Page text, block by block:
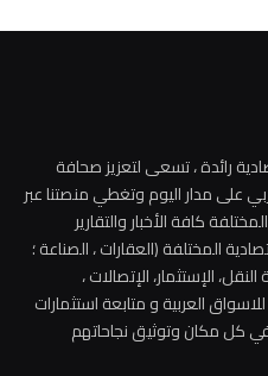
رائدة ، تسعى لتعزيز صحافة
على مدار اليوم وتغطي منصتنا عبر
كافة الأخبار والتقارير
المختلفة (العقارات ، الصناعة ؛
الإستثمار، الإتصالات ،
العربية و متابعة استثمارات
كل مكان وتوثيق نجاحاتهم